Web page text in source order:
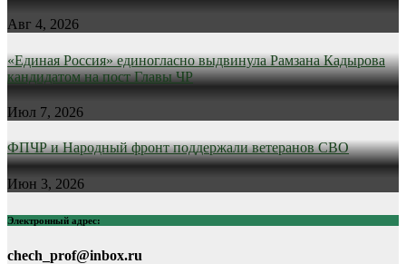
Авг 4, 2026
«Единая Россия» единогласно выдвинула Рамзана Кадырова
кандидатом на пост Главы ЧР
Июл 7, 2026
ФПЧР и Народный фронт поддержали ветеранов СВО
Июн 3, 2026
Электронный адрес:
chech_prof@inbox.ru